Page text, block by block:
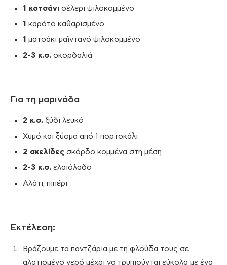
1 κοτσάνι σέλερι ψιλοκομμένο
1 καρότο καθαρισμένο
1 ματσάκι μαϊντανό ψιλοκομμένο
2-3 κ.σ. σκορδαλιά
Για τη μαρινάδα
2 κ.σ. ξύδι λευκό
Χυμό και ξύσμα από 1 πορτοκάλι
2 σκελίδες σκόρδο κομμένα στη μέση
2-3 κ.σ. ελαιόλαδο
Αλάτι, πιπέρι
Εκτέλεση:
Βράζουμε τα παντζάρια με τη φλούδα τους σε
αλατισμένο νερό μέχρι να τρυπιούνται εύκολα με ένα